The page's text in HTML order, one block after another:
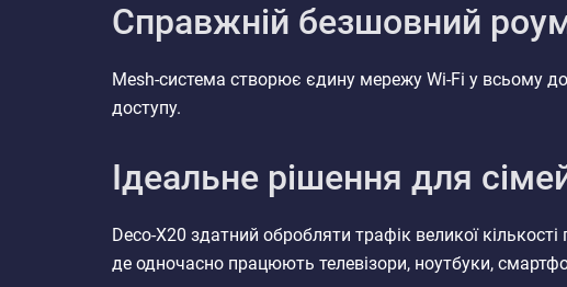
Справжній безшовний
Mesh-система створює єдину мережу Wi-Fi у всьому
доступу.
Ідеальне рішення для
Deco-X20 здатний обробляти трафік великої
де одночасно працюють телевізори, ноутбуки,